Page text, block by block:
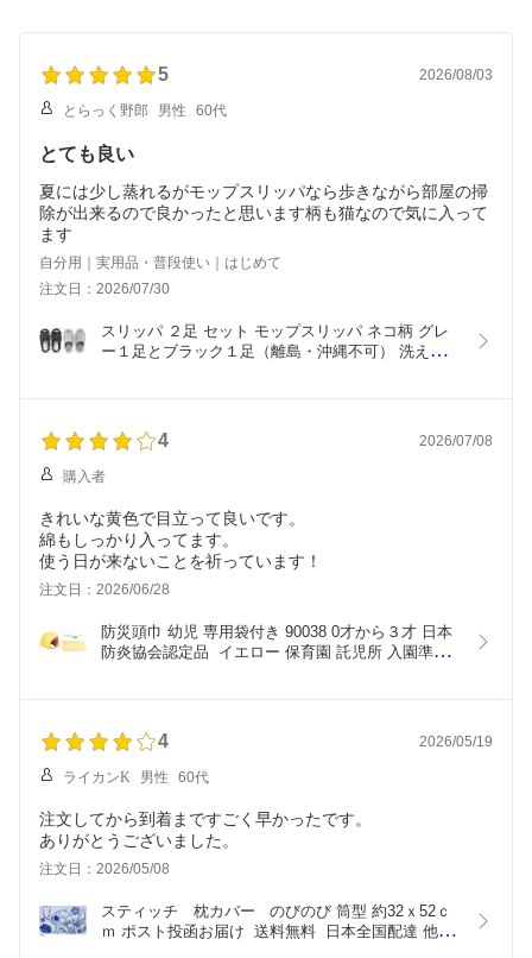
5 2026/08/03
とらっく野郎 男性 60代
とても良い
夏には少し蒸れるがモップスリッパなら歩きながら部屋の掃
除が出来るので良かったと思います柄も猫なので気に入って
ます
自分用｜実用品・普段使い｜はじめて
注文日：2026/07/30
スリッパ ２足 セット モップスリッパ ネコ柄 グレ
ー１足とブラック１足（離島・沖縄不可） 洗える
モップネコ
4 2026/07/08
購入者
きれいな黄色で目立って良いです。
綿もしっかり入ってます。
使う日が来ないことを祈っています！
注文日：2026/06/28
防災頭巾 幼児 専用袋付き 90038 0才から３才 日本
防炎協会認定品  イエロー 保育園 託児所 入園準備
4 2026/05/19
ライカンK 男性 60代
注文してから到着まですごく早かったです。
ありがとうございました。
注文日：2026/05/08
スティッチ　枕カバー   のびのび 筒型 約32ｘ52ｃ
ｍ ポスト投函お届け  送料無料  日本全国配達 他商